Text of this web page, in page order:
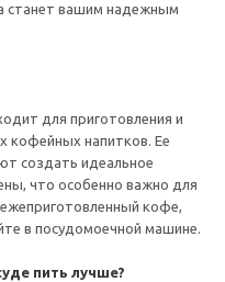
станет вашим надежным
для приготовления и
кофейных напитков. Ее
создать идеальное
что особенно важно для
кофе,
в посудомоечной машине.
пить лучше?